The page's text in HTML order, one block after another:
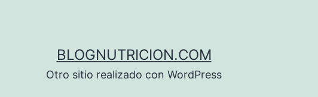
BLOGNUTRICION.COM
Otro sitio realizado con WordPress